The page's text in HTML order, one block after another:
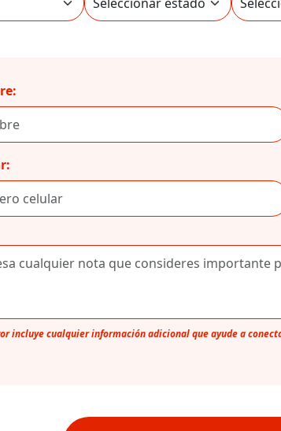
incluye cualquier información adicional que ayude a